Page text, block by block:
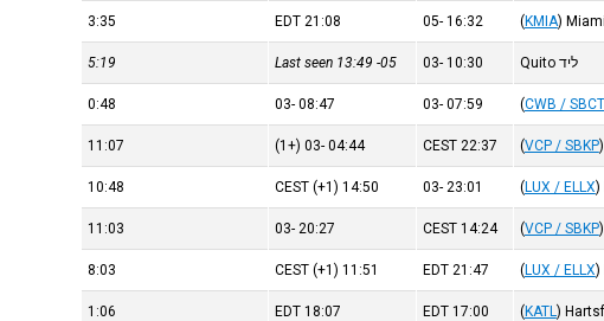
(KMIA)
16:32
-05
21:08
EDT
3:35
ליד Quito 10:30
-03
Last seen 13:49 -05
5:19
(CWB / SBCT
07:59
-03
08:47
-03
0:48
(VCP / SBKP)
22:37
CEST
04:44
-03
(+1)
11:07
(LUX / ELLX)
23:01
-03
14:50
CEST(+1)
10:48
(VCP / SBKP)
14:24
CEST
20:27
-03
11:03
(LUX / ELLX)
21:47
EDT
11:51
CEST(+1)
8:03
(KATL)
17:00
EDT
18:07
EDT
1:06